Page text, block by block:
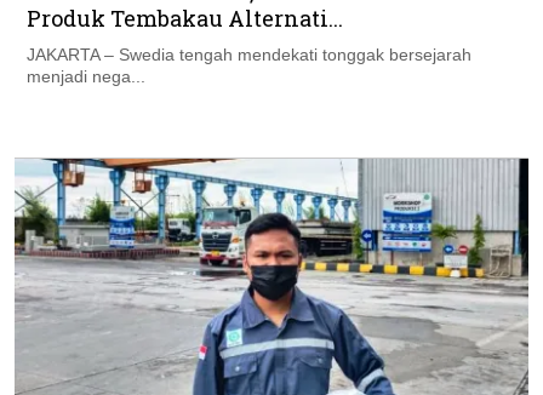
Produk Tembakau Alternati...
JAKARTA – Swedia tengah mendekati tonggak bersejarah
menjadi nega...